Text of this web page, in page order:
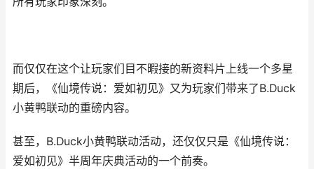
而仅仅在这个让玩家们目不暇接的新资料片上线一个多星
期后，《仙境传说：爱如初见》又为玩家们带来了B.Duck
小黄鸭联动的重磅内容。
甚至，B.Duck小黄鸭联动活动，还仅仅只是《仙境传说：
爱如初见》半周年庆典活动的一个前奏。